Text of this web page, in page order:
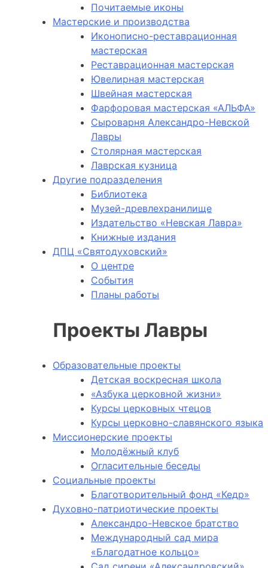
Почитаемые иконы
Мастерские и производства
Иконописно-реставрационная
мастерская
Реставрационная мастерская
Ювелирная мастерская
Швейная мастерская
Фарфоровая мастерская «АЛЬФА»
Сыроварня Александро-Невской
Лавры
Столярная мастерская
Лаврская кузница
Другие подразделения
Библиотека
Музей-древлехранилище
Издательство «Невская Лавра»
Книжные издания
ДПЦ «Святодуховский»
О центре
События
Планы работы
Проекты Лавры
Образовательные проекты
Детская воскресная школа
«Азбука церковной жизни»
Курсы церковных чтецов
Курсы церковно-славянского языка
Миссионерские проекты
Молодёжный клуб
Огласительные беседы
Социальные проекты
Благотворительный фонд «Кедр»
Духовно-патриотические проекты
Александро-Невское братство
Международный сад мира
«Благодатное кольцо»